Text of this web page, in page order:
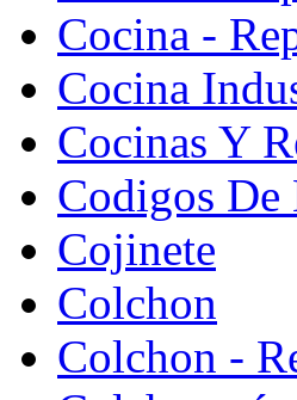
Cocina -
Cocina
Cocinas Y
Codigos De
Cojinete
Colchon
Colchon -